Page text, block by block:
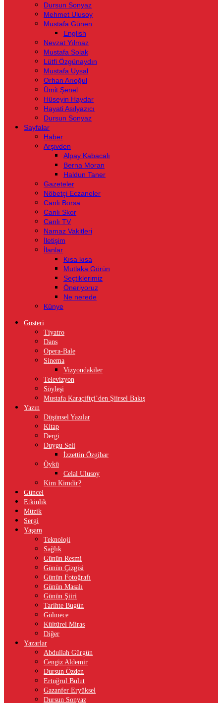
Dursun Sonyaz
Mehmet Ulusoy
Mustafa Günen
English
Nevzat Yılmaz
Mustafa Solak
Lütfi Özgünaydın
Mustafa Uysal
Orhan Arıoğul
Ümit Şenel
Hüseyin Haydar
Hayati Asılyazıcı
Dursun Sonyaz
Sayfalar
Haber
Arşivden
Alpay Kabacalı
Berna Moran
Haldun Taner
Gazeteler
Nöbetçi Eczaneler
Canlı Borsa
Canlı Skor
Canlı TV
Namaz Vakitleri
İletişim
İlanlar
Kısa kısa
Mutlaka Görün
Seçtiklerimiz
Öneriyoruz
Ne nerede
Künye
Gösteri
Tiyatro
Dans
Opera-Bale
Sinema
Vizyondakiler
Televizyon
Söyleşi
Mustafa Karaçiftçi’den Şiirsel Bakış
Yazın
Düşünsel Yazılar
Kitap
Dergi
Duygu Seli
İzzettin Özgibar
Öykü
Celal Ulusoy
Kim Kimdir?
Güncel
Etkinlik
Müzik
Sergi
Yaşam
Teknoloji
Sağlık
Günün Resmi
Günün Çizgisi
Günün Fotoğrafı
Günün Masalı
Günün Şiiri
Tarihte Bugün
Gülmece
Kültürel Miras
Diğer
Yazarlar
Abdullah Gürgün
Cengiz Aldemir
Dursun Özden
Ertuğrul Bulut
Gazanfer Eryüksel
Dursun Sonyaz